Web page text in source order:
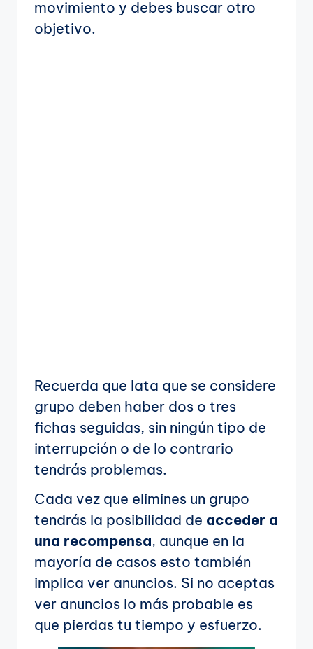
movimiento y debes buscar otro
objetivo.
Recuerda que lata que se considere
grupo deben haber dos o tres
fichas seguidas, sin ningún tipo de
interrupción o de lo contrario
tendrás problemas.
Cada vez que elimines un grupo
tendrás la posibilidad de acceder a
una recompensa, aunque en la
mayoría de casos esto también
implica ver anuncios. Si no aceptas
ver anuncios lo más probable es
que pierdas tu tiempo y esfuerzo.